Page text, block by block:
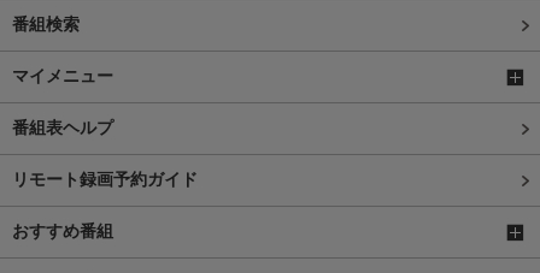
番組検索
マイメニュー
番組表ヘルプ
リモート録画予約ガイド
おすすめ番組